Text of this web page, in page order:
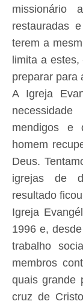
missionário
restauradas
terem a
limita a
preparar para
A Igreja
mendigos e
homem
Deus.
igrejas de
resultado
Igreja
1996 e,
trabalho
membros
quais grande
cruz de